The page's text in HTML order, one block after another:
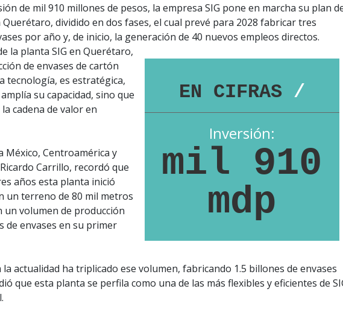
de mil 910 millones de pesos, la empresa SIG pone en marcha su plan
dividido en dos fases, el cual prevé para 2028 fabricar tres
por año y, de inicio, la generación de 40 nuevos empleos directos.
EN CIFRAS /
Inversión:
mil 910
mdp
la planta SIG en Querétaro,
de envases de cartón
tecnología, es estratégica,
su capacidad, sino que
cadena de valor en
México, Centroamérica y
Carrillo, recordó que
años esta planta inició
un terreno de 80 mil metros
un volumen de producción
de envases en su primer
la actualidad ha triplicado ese volumen, fabricando 1.5 billones de envases
que esta planta se perfila como una de las más flexibles y eficientes de